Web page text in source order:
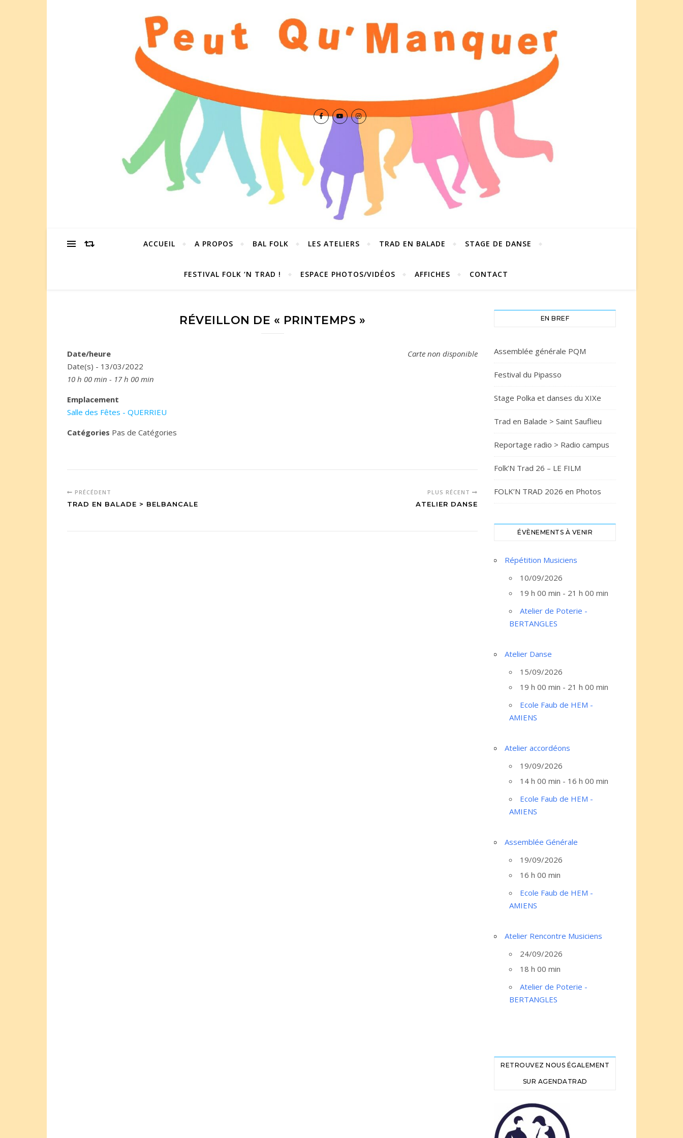
ACCUEIL A PROPOS BAL FOLK LES ATELIERS TRAD EN BALADE STAGE DE DANSE
FESTIVAL FOLK ‘N TRAD ! ESPACE PHOTOS/VIDÉOS AFFICHES CONTACT
RÉVEILLON DE « PRINTEMPS »
Carte non disponible
Date/heure
Date(s) - 13/03/2022
10 h 00 min - 17 h 00 min
Emplacement
Salle des Fêtes - QUERRIEU
Catégories Pas de Catégories
PRÉCÉDENT
TRAD EN BALADE > BELBANCALE
PLUS RÉCENT
ATELIER DANSE
EN BREF
Assemblée générale PQM
Festival du Pipasso
Stage Polka et danses du XIXe
Trad en Balade > Saint Sauflieu
Reportage radio > Radio campus
Folk’N Trad 26 – LE FILM
FOLK’N TRAD 2026 en Photos
ÉVÈNEMENTS À VENIR
Répétition Musiciens
10/09/2026
19 h 00 min - 21 h 00 min
Atelier de Poterie -
BERTANGLES
Atelier Danse
15/09/2026
19 h 00 min - 21 h 00 min
Ecole Faub de HEM -
AMIENS
Atelier accordéons
19/09/2026
14 h 00 min - 16 h 00 min
Ecole Faub de HEM -
AMIENS
Assemblée Générale
19/09/2026
16 h 00 min
Ecole Faub de HEM -
AMIENS
Atelier Rencontre Musiciens
24/09/2026
18 h 00 min
Atelier de Poterie -
BERTANGLES
RETROUVEZ NOUS ÉGALEMENT
SUR AGENDATRAD